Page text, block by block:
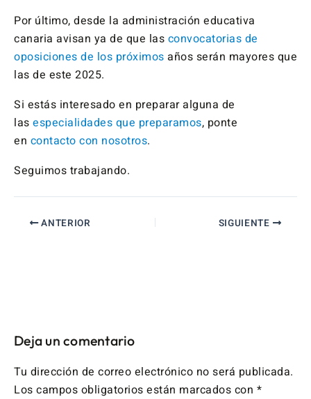
Por último, desde la administración educativa
canaria avisan ya de que las convocatorias de
oposiciones de los próximos años serán mayores que
las de este 2025.
Si estás interesado en preparar alguna de
las especialidades que preparamos, ponte
en contacto con nosotros.
Seguimos trabajando.
ANTERIOR SIGUIENTE
Deja un comentario
Tu dirección de correo electrónico no será publicada.
Los campos obligatorios están marcados con *